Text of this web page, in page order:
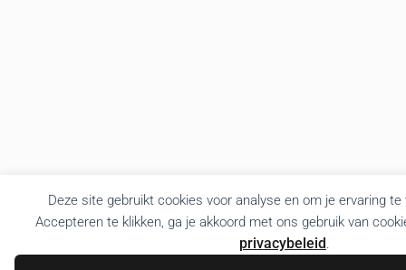
Deze site gebruikt cookies voor analyse en om je ervaring
Accepteren te klikken, ga je akkoord met ons gebruik van
privacybeleid.